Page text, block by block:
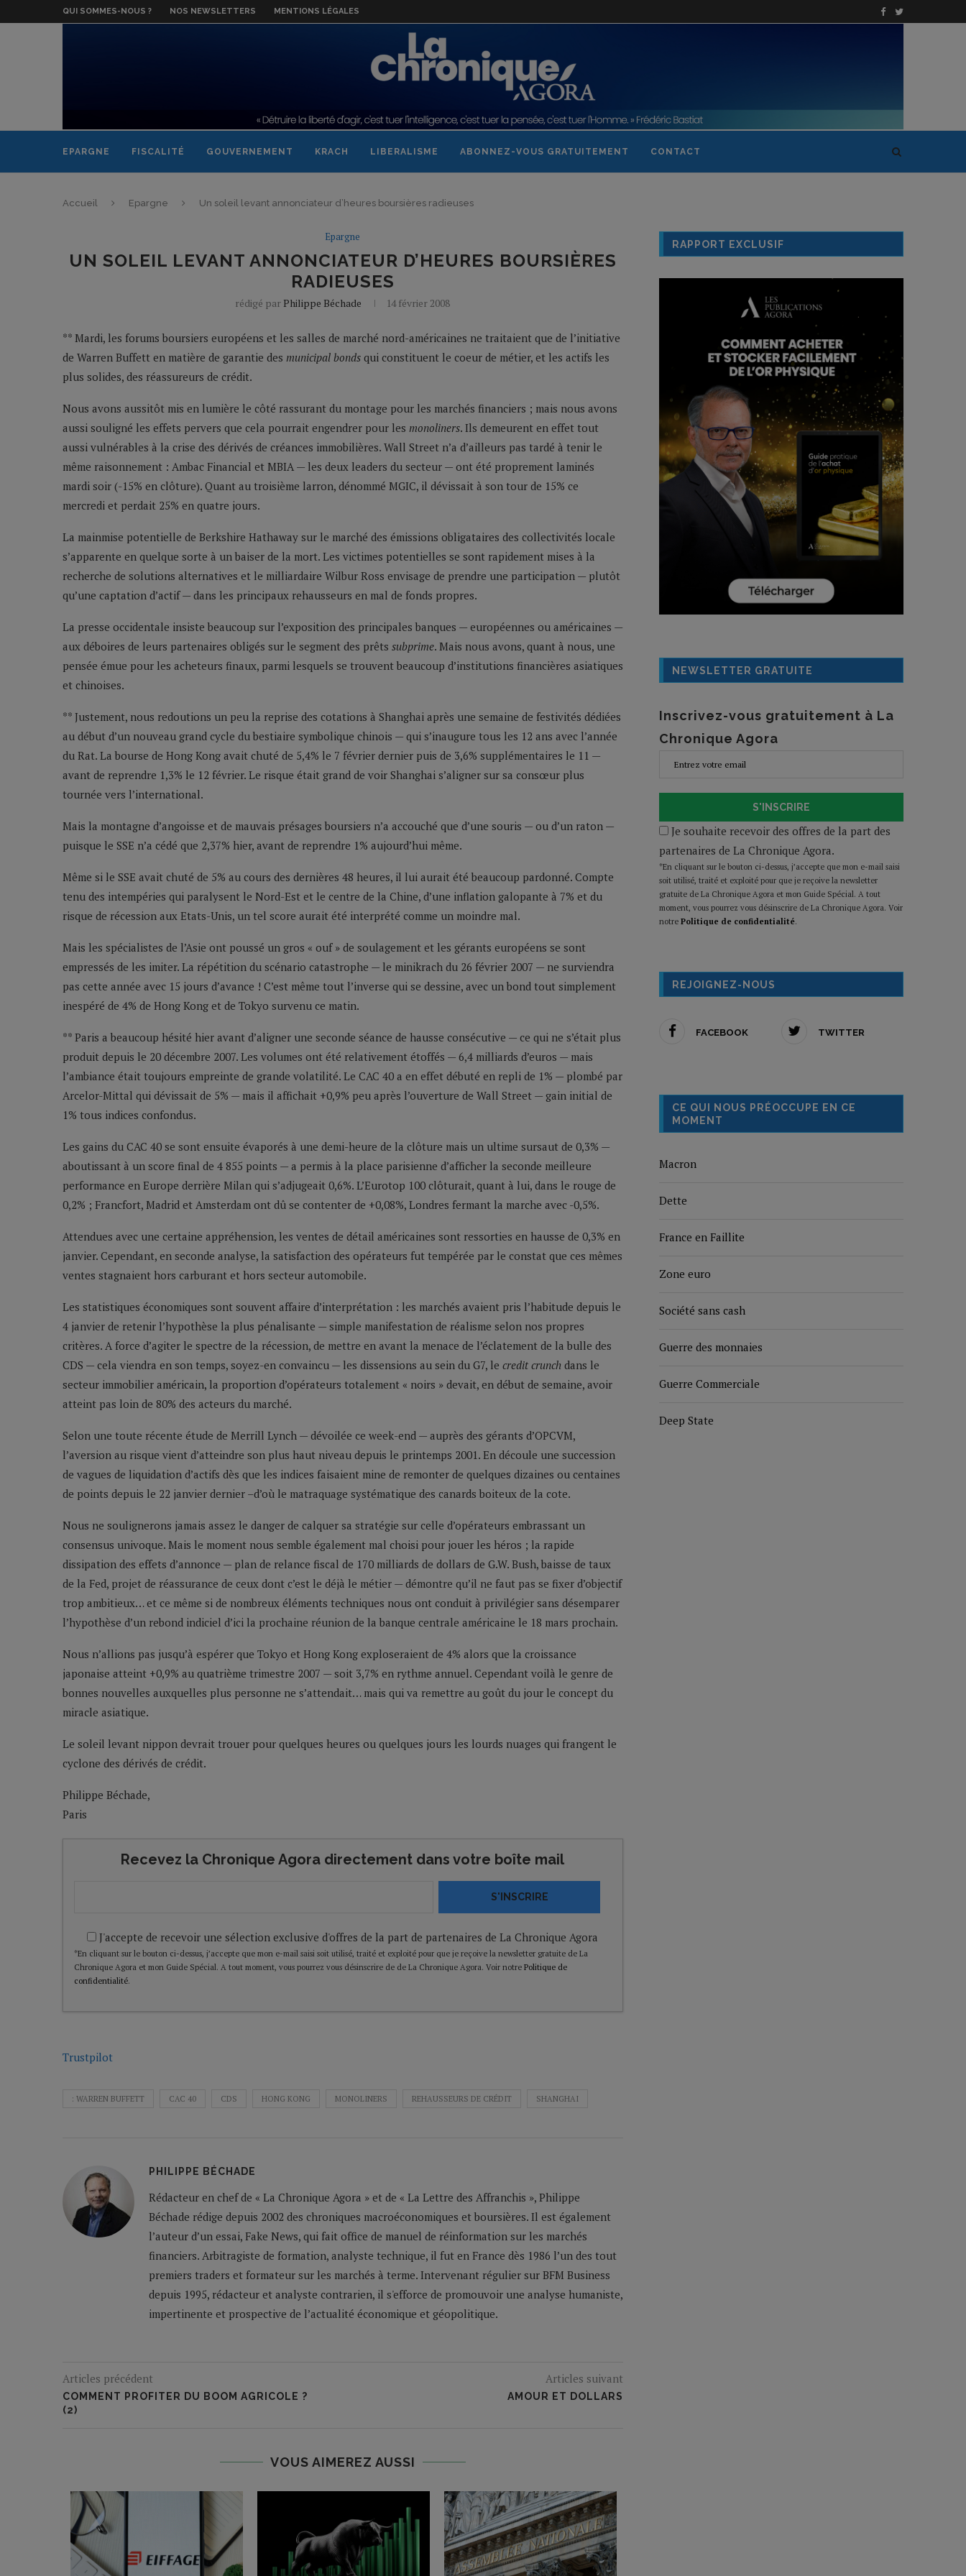
QUI SOMMES-NOUS ? NOS NEWSLETTERS MENTIONS LÉGALES
EPARGNE FISCALITÉ GOUVERNEMENT KRACH LIBERALISME ABONNEZ-VOUS GRATUITEMENT CONTACT
Accueil Epargne Un soleil levant annonciateur d’heures boursières radieuses
Epargne
UN SOLEIL LEVANT ANNONCIATEUR D’HEURES BOURSIÈRES
RADIEUSES
rédigé par Philippe Béchade 14 février 2008
** Mardi, les forums boursiers européens et les salles de marché nord-américaines ne traitaient que de l’initiative
de Warren Buffett en matière de garantie des municipal bonds qui constituent le coeur de métier, et les actifs les
plus solides, des réassureurs de crédit.
Nous avons aussitôt mis en lumière le côté rassurant du montage pour les marchés financiers ; mais nous avons
aussi souligné les effets pervers que cela pourrait engendrer pour les monoliners. Ils demeurent en effet tout
aussi vulnérables à la crise des dérivés de créances immobilières. Wall Street n’a d’ailleurs pas tardé à tenir le
même raisonnement : Ambac Financial et MBIA — les deux leaders du secteur — ont été proprement laminés
mardi soir (-15% en clôture). Quant au troisième larron, dénommé MGIC, il dévissait à son tour de 15% ce
mercredi et perdait 25% en quatre jours.
La mainmise potentielle de Berkshire Hathaway sur le marché des émissions obligataires des collectivités locale
s’apparente en quelque sorte à un baiser de la mort. Les victimes potentielles se sont rapidement mises à la
recherche de solutions alternatives et le milliardaire Wilbur Ross envisage de prendre une participation — plutôt
qu’une captation d’actif — dans les principaux rehausseurs en mal de fonds propres.
La presse occidentale insiste beaucoup sur l’exposition des principales banques — européennes ou américaines —
aux déboires de leurs partenaires obligés sur le segment des prêts subprime. Mais nous avons, quant à nous, une
pensée émue pour les acheteurs finaux, parmi lesquels se trouvent beaucoup d’institutions financières asiatiques
et chinoises.
** Justement, nous redoutions un peu la reprise des cotations à Shanghai après une semaine de festivités dédiées
au début d’un nouveau grand cycle du bestiaire symbolique chinois — qui s’inaugure tous les 12 ans avec l’année
du Rat. La bourse de Hong Kong avait chuté de 5,4% le 7 février dernier puis de 3,6% supplémentaires le 11 —
avant de reprendre 1,3% le 12 février. Le risque était grand de voir Shanghai s’aligner sur sa consœur plus
tournée vers l’international.
Mais la montagne d’angoisse et de mauvais présages boursiers n’a accouché que d’une souris — ou d’un raton —
puisque le SSE n’a cédé que 2,37% hier, avant de reprendre 1% aujourd’hui même.
Même si le SSE avait chuté de 5% au cours des dernières 48 heures, il lui aurait été beaucoup pardonné. Compte
tenu des intempéries qui paralysent le Nord-Est et le centre de la Chine, d’une inflation galopante à 7% et du
risque de récession aux Etats-Unis, un tel score aurait été interprété comme un moindre mal.
Mais les spécialistes de l’Asie ont poussé un gros « ouf » de soulagement et les gérants européens se sont
empressés de les imiter. La répétition du scénario catastrophe — le minikrach du 26 février 2007 — ne surviendra
pas cette année avec 15 jours d’avance ! C’est même tout l’inverse qui se dessine, avec un bond tout simplement
inespéré de 4% de Hong Kong et de Tokyo survenu ce matin.
** Paris a beaucoup hésité hier avant d’aligner une seconde séance de hausse consécutive — ce qui ne s’était plus
produit depuis le 20 décembre 2007. Les volumes ont été relativement étoffés — 6,4 milliards d’euros — mais
l’ambiance était toujours empreinte de grande volatilité. Le CAC 40 a en effet débuté en repli de 1% — plombé par
Arcelor-Mittal qui dévissait de 5% — mais il affichait +0,9% peu après l’ouverture de Wall Street — gain initial de
1% tous indices confondus.
Les gains du CAC 40 se sont ensuite évaporés à une demi-heure de la clôture mais un ultime sursaut de 0,3% —
aboutissant à un score final de 4 855 points — a permis à la place parisienne d’afficher la seconde meilleure
performance en Europe derrière Milan qui s’adjugeait 0,6%. L’Eurotop 100 clôturait, quant à lui, dans le rouge de
0,2% ; Francfort, Madrid et Amsterdam ont dû se contenter de +0,08%, Londres fermant la marche avec -0,5%.
Attendues avec une certaine appréhension, les ventes de détail américaines sont ressorties en hausse de 0,3% en
janvier. Cependant, en seconde analyse, la satisfaction des opérateurs fut tempérée par le constat que ces mêmes
ventes stagnaient hors carburant et hors secteur automobile.
Les statistiques économiques sont souvent affaire d’interprétation : les marchés avaient pris l’habitude depuis le
4 janvier de retenir l’hypothèse la plus pénalisante — simple manifestation de réalisme selon nos propres
critères. A force d’agiter le spectre de la récession, de mettre en avant la menace de l’éclatement de la bulle des
CDS — cela viendra en son temps, soyez-en convaincu — les dissensions au sein du G7, le credit crunch dans le
secteur immobilier américain, la proportion d’opérateurs totalement « noirs » devait, en début de semaine, avoir
atteint pas loin de 80% des acteurs du marché.
Selon une toute récente étude de Merrill Lynch — dévoilée ce week-end — auprès des gérants d’OPCVM,
l’aversion au risque vient d’atteindre son plus haut niveau depuis le printemps 2001. En découle une succession
de vagues de liquidation d’actifs dès que les indices faisaient mine de remonter de quelques dizaines ou centaines
de points depuis le 22 janvier dernier –d’où le matraquage systématique des canards boiteux de la cote.
Nous ne soulignerons jamais assez le danger de calquer sa stratégie sur celle d’opérateurs embrassant un
consensus univoque. Mais le moment nous semble également mal choisi pour jouer les héros ; la rapide
dissipation des effets d’annonce — plan de relance fiscal de 170 milliards de dollars de G.W. Bush, baisse de taux
de la Fed, projet de réassurance de ceux dont c’est le déjà le métier — démontre qu’il ne faut pas se fixer d’objectif
trop ambitieux… et ce même si de nombreux éléments techniques nous ont conduit à privilégier sans désemparer
l’hypothèse d’un rebond indiciel d’ici la prochaine réunion de la banque centrale américaine le 18 mars prochain.
Nous n’allions pas jusqu’à espérer que Tokyo et Hong Kong exploseraient de 4% alors que la croissance
japonaise atteint +0,9% au quatrième trimestre 2007 — soit 3,7% en rythme annuel. Cependant voilà le genre de
bonnes nouvelles auxquelles plus personne ne s’attendait… mais qui va remettre au goût du jour le concept du
miracle asiatique.
Le soleil levant nippon devrait trouer pour quelques heures ou quelques jours les lourds nuages qui frangent le
cyclone des dérivés de crédit.
Philippe Béchade,
Paris
Recevez la Chronique Agora directement dans votre boîte mail
S'INSCRIRE
J'accepte de recevoir une sélection exclusive d'offres de la part de partenaires de La Chronique Agora
*En cliquant sur le bouton ci-dessus, j’accepte que mon e-mail saisi soit utilisé, traité et exploité pour que je reçoive la newsletter gratuite de La
Chronique Agora et mon Guide Spécial. A tout moment, vous pourrez vous désinscrire de de La Chronique Agora. Voir notre Politique de
confidentialité.
Trustpilot
: WARREN BUFFETT CAC 40 CDS HONG KONG MONOLINERS REHAUSSEURS DE CRÉDIT SHANGHAI
PHILIPPE BÉCHADE
Rédacteur en chef de « La Chronique Agora » et de « La Lettre des Affranchis », Philippe
Béchade rédige depuis 2002 des chroniques macroéconomiques et boursières. Il est également
l’auteur d’un essai, Fake News, qui fait office de manuel de réinformation sur les marchés
financiers. Arbitragiste de formation, analyste technique, il fut en France dès 1986 l’un des tout
premiers traders et formateur sur les marchés à terme. Intervenant régulier sur BFM Business
depuis 1995, rédacteur et analyste contrarien, il s'efforce de promouvoir une analyse humaniste,
impertinente et prospective de l’actualité économique et géopolitique.
Articles précédent
COMMENT PROFITER DU BOOM AGRICOLE ?
(2)
Articles suivant
AMOUR ET DOLLARS
VOUS AIMEREZ AUSSI
RAPPORT EXCLUSIF
NEWSLETTER GRATUITE
Inscrivez-vous gratuitement à La
Chronique Agora
S'INSCRIRE
Je souhaite recevoir des offres de la part des
partenaires de La Chronique Agora.
*En cliquant sur le bouton ci-dessus, j’accepte que mon e-mail saisi
soit utilisé, traité et exploité pour que je reçoive la newsletter
gratuite de La Chronique Agora et mon Guide Spécial. A tout
moment, vous pourrez vous désinscrire de La Chronique Agora. Voir
notre Politique de confidentialité.
REJOIGNEZ-NOUS
FACEBOOK TWITTER
CE QUI NOUS PRÉOCCUPE EN CE
MOMENT
Macron
Dette
France en Faillite
Zone euro
Société sans cash
Guerre des monnaies
Guerre Commerciale
Deep State